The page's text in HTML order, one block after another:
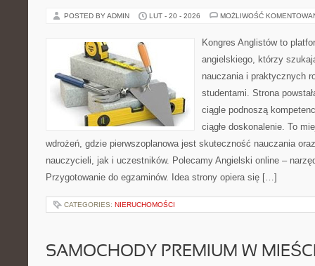
POSTED BY ADMIN LUT - 20 - 2026 MOŻLIWOŚĆ
Kongres Anglistów to
angielskiego, którzy
nauczania i praktycznych
studentami. Strona
ciągle podnoszą
ciągłe doskonalenie. To
wdrożeń, gdzie pierwszoplanowa jest skuteczność nauczania
nauczycieli, jak i uczestników. Polecamy Angielski online –
Przygotowanie do egzaminów. Idea strony opiera się […]
CATEGORIES: NIERUCHOMOŚCI
SAMOCHODY PREMIUM W